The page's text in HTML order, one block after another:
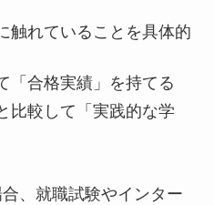
触れていることを具体的
「合格実績」を持てる
比較して「実践的な学
、就職試験やインター